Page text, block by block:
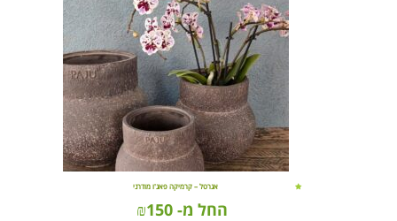
אגרטל – קרמיקה פאג'ו מודרני
החל מ- ₪150